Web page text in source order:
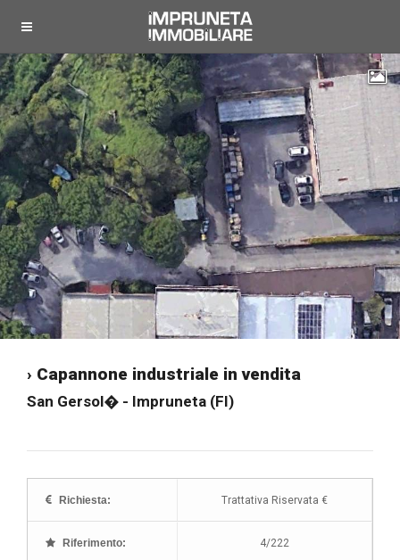
› Capannone industriale in vendita
San Gersol� - Impruneta (FI)
Richiesta: Trattativa Riservata €
Riferimento: 4/222